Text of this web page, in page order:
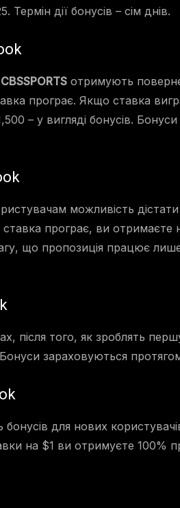
дії бонусів – сім днів.
CBSSPORTS отримують
програє. Якщо ставка
– у вигляді бонусів. Бонуси
можливість
програє, ви отримаєте
що пропозиція працює
після того, як зроблять
зараховуються
для нових
на $1 ви отримуєте 100%